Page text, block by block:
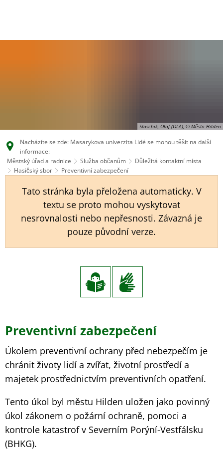
CS
Staschik, Olaf (OLA), © Město Hilden
Nacházíte se zde: Masarykova univerzita Lidé se mohou těšit na další
informace:
Městský úřad a radnice
Služba občanům
Důležitá kontaktní místa
Hasičský sbor
Preventivní zabezpečení
Tato stránka byla přeložena automaticky. V
textu se proto mohou vyskytovat
nesrovnalosti nebo nepřesnosti. Závazná je
pouze původní verze.
Preventivní zabezpečení
Úkolem preventivní ochrany před nebezpečím je
chránit životy lidí a zvířat, životní prostředí a
majetek prostřednictvím preventivních opatření.
Tento úkol byl městu Hilden uložen jako povinný
úkol zákonem o požární ochraně, pomoci a
kontrole katastrof v Severním Porýní-Vestfálsku
(BHKG).